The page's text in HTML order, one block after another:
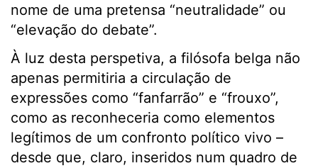
nome de uma pretensa “neutralidade” ou
“elevação do debate”.
À luz desta perspetiva, a filósofa belga não
apenas permitiria a circulação de
expressões como “fanfarrão” e “frouxo”,
como as reconheceria como elementos
legítimos de um confronto político vivo –
desde que, claro, inseridos num quadro de